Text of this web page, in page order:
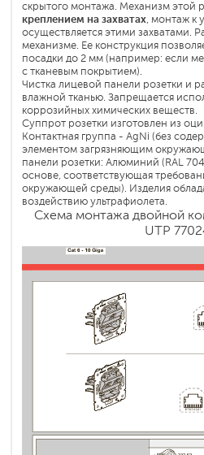
скрытого монтажа. Механизм этой
креплением на захватах, монтаж к
осуществляется этими захватами.
механизме. Ее конструкция
посадки до 2 мм (например: если
с тканевым покрытием).
Чистка лицевой панели розетки и
влажной тканью. Запрещается
коррозийных химических веществ.
Суппрот розетки изготовлен из
Контактная группа - AgNi (без
элементом загрязняющим
панели розетки: Алюминий (RAL
основе, соответствующая
окружающей среды). Изделия
воздействию ультрафиолета.
Схема монтажа двойной
UTP